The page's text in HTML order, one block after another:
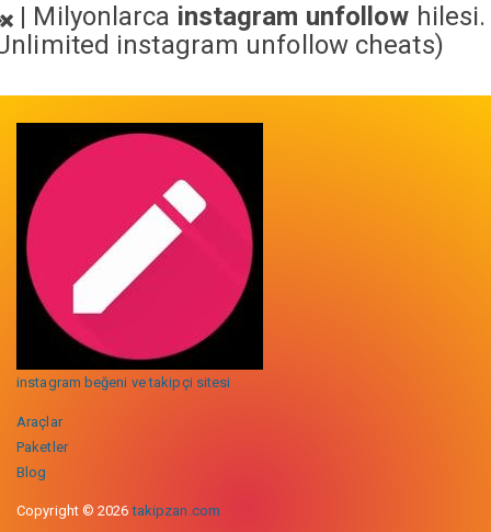
| Milyonlarca instagram unfollow hilesi.
instagram unfollow cheats)
instagram beğeni ve takipçi sitesi
Araçlar
Paketler
Blog
Copyright © 2026takipzan.com